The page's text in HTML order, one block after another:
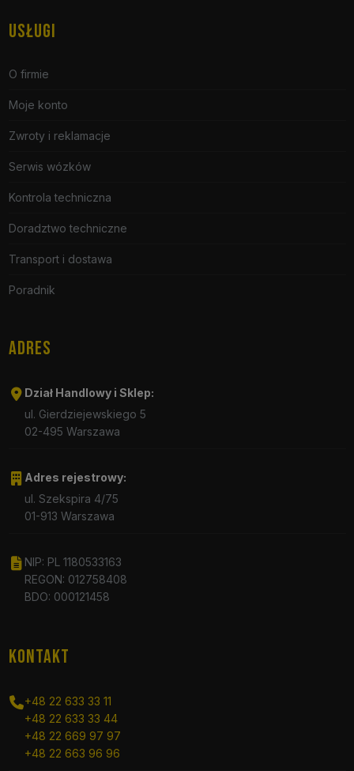
USŁUGI
O firmie
Moje konto
Zwroty i reklamacje
Serwis wózków
Kontrola techniczna
Doradztwo techniczne
Transport i dostawa
Poradnik
ADRES
Dział Handlowy i Sklep:
ul. Gierdziejewskiego 5
02-495 Warszawa
Adres rejestrowy:
ul. Szekspira 4/75
01-913 Warszawa
NIP: PL 1180533163
REGON: 012758408
BDO: 000121458
KONTAKT
+48 22 633 33 11
+48 22 633 33 44
+48 22 669 97 97
+48 22 663 96 96